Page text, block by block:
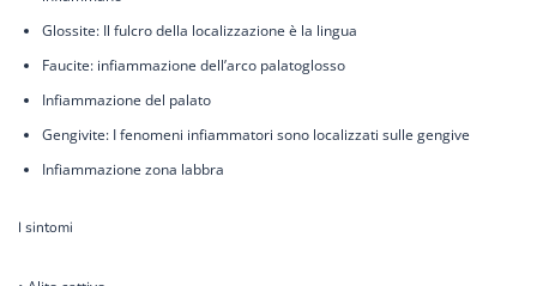
Glossite: Il fulcro della localizzazione è la lingua
Faucite: infiammazione dell’arco palatoglosso
Infiammazione del palato
Gengivite: I fenomeni infiammatori sono localizzati sulle gengive
Infiammazione zona labbra
I sintomi